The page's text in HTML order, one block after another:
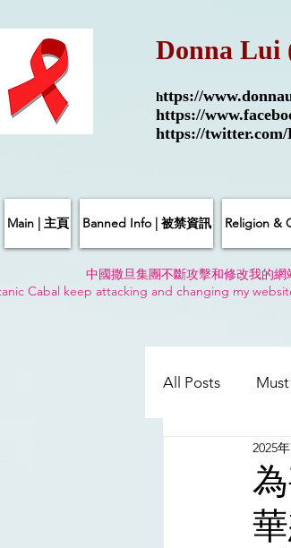
Donna Lui
https://
https://
https://twitter.com/
Main | 主頁 Banned Info | 被禁資訊 Religion &
中國撒旦集團不斷攻擊和修改我的
Cabal keep attacking and changing my
All Posts
China -
Satanic
2025